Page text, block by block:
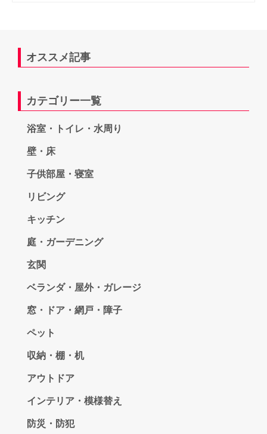
オススメ記事
カテゴリー一覧
浴室・トイレ・水周り
壁・床
子供部屋・寝室
リビング
キッチン
庭・ガーデニング
玄関
ベランダ・屋外・ガレージ
窓・ドア・網戸・障子
ペット
収納・棚・机
アウトドア
インテリア・模様替え
防災・防犯